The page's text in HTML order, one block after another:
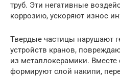
труб. Эти негативные
коррозию, ускоряют износ
Твердые частицы нарушают
устройств кранов,
из металлокерамики.
формируют слой накипи,